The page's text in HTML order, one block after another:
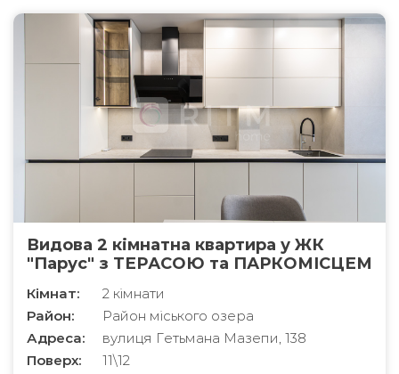
Видова 2 кімнатна квартира у ЖК
"Парус" з ТЕРАСОЮ та ПАРКОМІСЦЕМ
Кімнат:
2 кімнати
Район:
Район міського озера
Адреса:
вулиця Гетьмана Мазепи, 138
Поверх:
11\12